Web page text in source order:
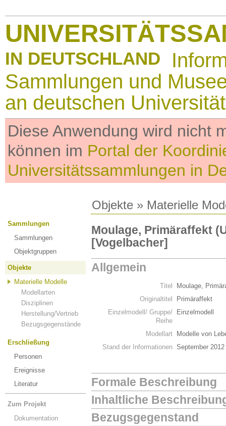
IN DEUTSCHLAND
Sammlungen und
an deutschen
Diese Anwendung wird nicht
können im Portal der
Universitätssammlungen in
Objekte » Materielle
Sammlungen
Sammlungen
Objektgruppen
Objekte
Materielle Modelle
Modellarten
Disziplinen
Herstellung/Vertrieb
Bezugsgegenstände
Erschließung
Personen
Ereignisse
Literatur
Zum Projekt
Dokumentation
Moulage, Primäraffekt
[Vogelbacher]
Allgemein
Titel
Moulage,
Originaltitel
Primäraffekt
Einzelmodell/ Gruppe/
Reihe
Einzelmodell
Modellart
Modelle von
Stand der Informationen September 2012
Formale Beschreibung
Inhaltliche
Bezugsgegenstand